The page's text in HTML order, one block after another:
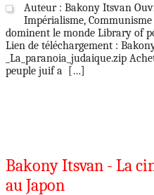
Auteur : Bakony Itsvan
Impérialisme,
dominent le monde Library of
Lien de téléchargement :
_La_paranoia_judaique.zip
peuple juif a […]
Bakony Itsvan - La
au Japon